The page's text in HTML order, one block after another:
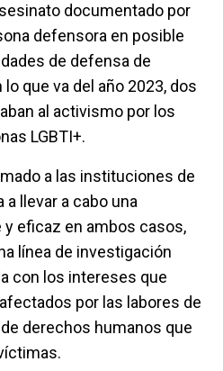
documentado por
defensora en posible
de defensa de
que va del año 2023, dos
al activismo por los
LGBTI+.
a las instituciones de
llevar a cabo una
eficaz en ambos casos,
línea de investigación
con los intereses que
por las labores de
derechos humanos que